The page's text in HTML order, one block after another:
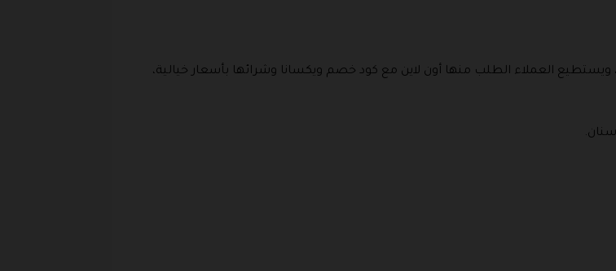
العملاء الطلب منها أون لاين مع كود خصم ويكسانا وشرائها بأسعار خيالية،